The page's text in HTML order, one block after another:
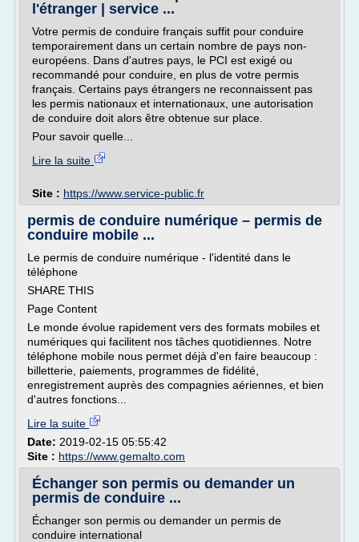
l'étranger | service ...
Votre permis de conduire français suffit pour conduire
temporairement dans un certain nombre de pays non-
européens. Dans d'autres pays, le PCI est exigé ou
recommandé pour conduire, en plus de votre permis
français. Certains pays étrangers ne reconnaissent pas
les permis nationaux et internationaux, une autorisation
de conduire doit alors être obtenue sur place.
Pour savoir quelle...
Lire la suite
Site : https://www.service-public.fr
permis de conduire numérique – permis de
conduire mobile ...
Le permis de conduire numérique - l'identité dans le
téléphone
SHARE THIS
Page Content
Le monde évolue rapidement vers des formats mobiles et
numériques qui facilitent nos tâches quotidiennes. Notre
téléphone mobile nous permet déjà d'en faire beaucoup :
billetterie, paiements, programmes de fidélité,
enregistrement auprès des compagnies aériennes, et bien
d'autres fonctions...
Lire la suite
Date: 2019-02-15 05:55:42
Site : https://www.gemalto.com
Échanger son permis ou demander un
permis de conduire ...
Échanger son permis ou demander un permis de
conduire international